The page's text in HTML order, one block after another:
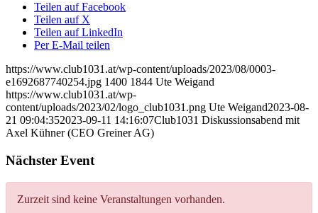
Teilen auf Facebook
Teilen auf X
Teilen auf LinkedIn
Per E-Mail teilen
https://www.club1031.at/wp-content/uploads/2023/08/0003-
e1692687740254.jpg 1400 1844 Ute Weigand
https://www.club1031.at/wp-
content/uploads/2023/02/logo_club1031.png Ute Weigand2023-08-
21 09:04:352023-09-11 14:16:07Club1031 Diskussionsabend mit
Axel Kühner (CEO Greiner AG)
Nächster Event
Zurzeit sind keine Veranstaltungen vorhanden.